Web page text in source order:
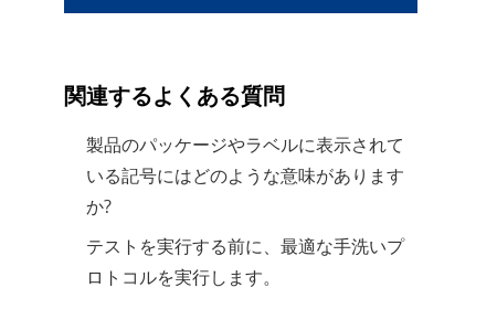
関連するよくある質問
製品のパッケージやラベルに表示されて
いる記号にはどのような意味があります
か?
テストを実行する前に、最適な手洗いプ
ロトコルを実行します。